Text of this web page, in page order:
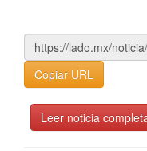
Copiar URL
Leer noticia